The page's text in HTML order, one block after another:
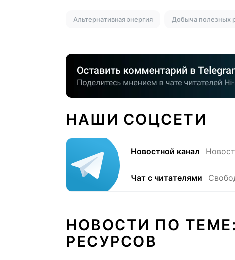
Альтернативная энергия Добыча полезных
НАШИ СОЦСЕТИ
Новостной канал
Чат с читателями
НОВОСТИ ПО
РЕСУРСОВ